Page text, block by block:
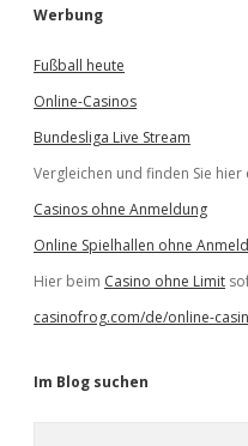
Werbung
Fußball heute
Online-Casinos
Bundesliga Live Stream
Vergleichen und finden Sie hier
Casinos ohne Anmeldung
Online Spielhallen ohne
Hier beim Casino ohne Limit
casinofrog.com/de/online-
Im Blog suchen